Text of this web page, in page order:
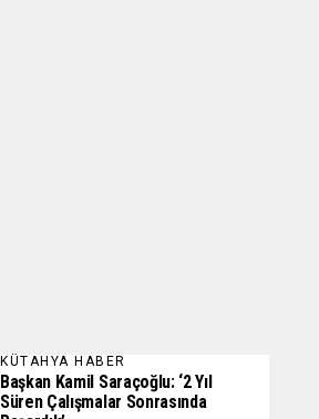
KÜTAHYA HABER
Başkan Kamil Saraçoğlu: ‘2 Yıl
Süren Çalışmalar Sonrasında